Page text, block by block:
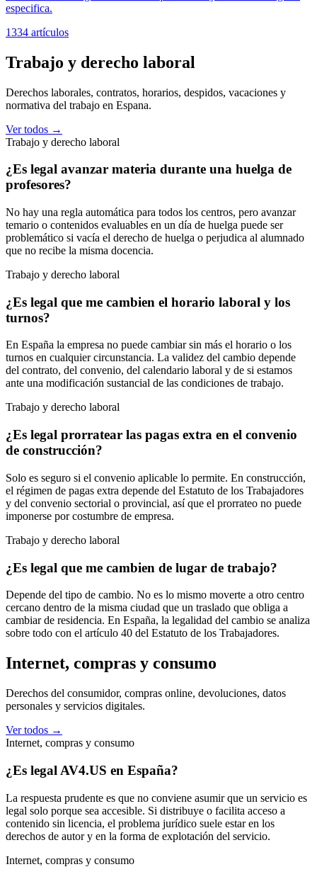
especifica.
1334 artículos
Trabajo y derecho laboral
Derechos laborales, contratos, horarios, despidos, vacaciones y
normativa del trabajo en Espana.
Ver todos →
Trabajo y derecho laboral
¿Es legal avanzar materia durante una huelga de
profesores?
No hay una regla automática para todos los centros, pero avanzar
temario o contenidos evaluables en un día de huelga puede ser
problemático si vacía el derecho de huelga o perjudica al alumnado
que no recibe la misma docencia.
Trabajo y derecho laboral
¿Es legal que me cambien el horario laboral y los
turnos?
En España la empresa no puede cambiar sin más el horario o los
turnos en cualquier circunstancia. La validez del cambio depende
del contrato, del convenio, del calendario laboral y de si estamos
ante una modificación sustancial de las condiciones de trabajo.
Trabajo y derecho laboral
¿Es legal prorratear las pagas extra en el convenio
de construcción?
Solo es seguro si el convenio aplicable lo permite. En construcción,
el régimen de pagas extra depende del Estatuto de los Trabajadores
y del convenio sectorial o provincial, así que el prorrateo no puede
imponerse por costumbre de empresa.
Trabajo y derecho laboral
¿Es legal que me cambien de lugar de trabajo?
Depende del tipo de cambio. No es lo mismo moverte a otro centro
cercano dentro de la misma ciudad que un traslado que obliga a
cambiar de residencia. En España, la legalidad del cambio se analiza
sobre todo con el artículo 40 del Estatuto de los Trabajadores.
Internet, compras y consumo
Derechos del consumidor, compras online, devoluciones, datos
personales y servicios digitales.
Ver todos →
Internet, compras y consumo
¿Es legal AV4.US en España?
La respuesta prudente es que no conviene asumir que un servicio es
legal solo porque sea accesible. Si distribuye o facilita acceso a
contenido sin licencia, el problema jurídico suele estar en los
derechos de autor y en la forma de explotación del servicio.
Internet, compras y consumo